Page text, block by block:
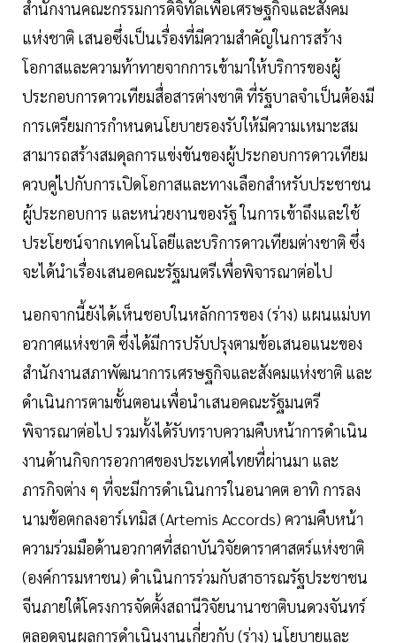
สำนักงานคณะกรรมการดิจิทัลเพื่อเศรษฐกิจและสังคม
แห่งชาติ เสนอซึ่งเป็นเรื่องที่มีความสำคัญในการสร้าง
โอกาสและความท้าทายจากการเข้ามาให้บริการของผู้
ประกอบการดาวเทียมสื่อสารต่างชาติ ที่รัฐบาลจำเป็นต้องมี
การเตรียมการกำหนดนโยบายรองรับให้มีความเหมาะสม
สามารถสร้างสมดุลการแข่งขันของผู้ประกอบการดาวเทียม
ควบคู่ไปกับการเปิดโอกาสและทางเลือกสำหรับประชาชน
ผู้ประกอบการ และหน่วยงานของรัฐ ในการเข้าถึงและใช้
ประโยชน์จากเทคโนโลยีและบริการดาวเทียมต่างชาติ ซึ่ง
จะได้นำเรื่องเสนอคณะรัฐมนตรีเพื่อพิจารณาต่อไป
นอกจากนี้ยังได้เห็นชอบในหลักการของ (ร่าง) แผนแม่บท
อวกาศแห่งชาติ ซึ่งได้มีการปรับปรุงตามข้อเสนอแนะของ
สำนักงานสภาพัฒนาการเศรษฐกิจและสังคมแห่งชาติ และ
ดำเนินการตามขั้นตอนเพื่อนำเสนอคณะรัฐมนตรี
พิจารณาต่อไป รวมทั้งได้รับทราบความคืบหน้าการดำเนิน
งานด้านกิจการอวกาศของประเทศไทยที่ผ่านมา และ
ภารกิจต่าง ๆ ที่จะมีการดำเนินการในอนาคต อาทิ การลง
นามข้อตกลงอาร์เทมิส (Artemis Accords) ความคืบหน้า
ความร่วมมือด้านอวกาศที่สถาบันวิจัยดาราศาสตร์แห่งชาติ
(องค์การมหาชน) ดำเนินการร่วมกับสาธารณรัฐประชาชน
จีนภายใต้โครงการจัดตั้งสถานีวิจัยนานาชาติบนดวงจันทร์
ตลอดจนผลการดำเนินงานเกี่ยวกับ (ร่าง) นโยบายและ